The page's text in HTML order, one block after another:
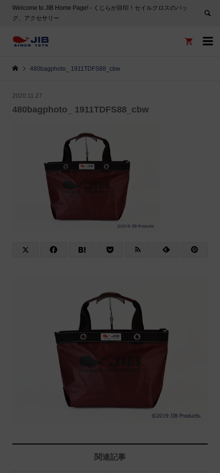
Welcome to JIB Home Page! ‐ くじらが目印！セイルクロスのバッ
グ、アクセサリー


480bagphoto_ 1911TDFS88_cbw
2020.11.27
480bagphoto_ 1911TDFS88_cbw
関連記事